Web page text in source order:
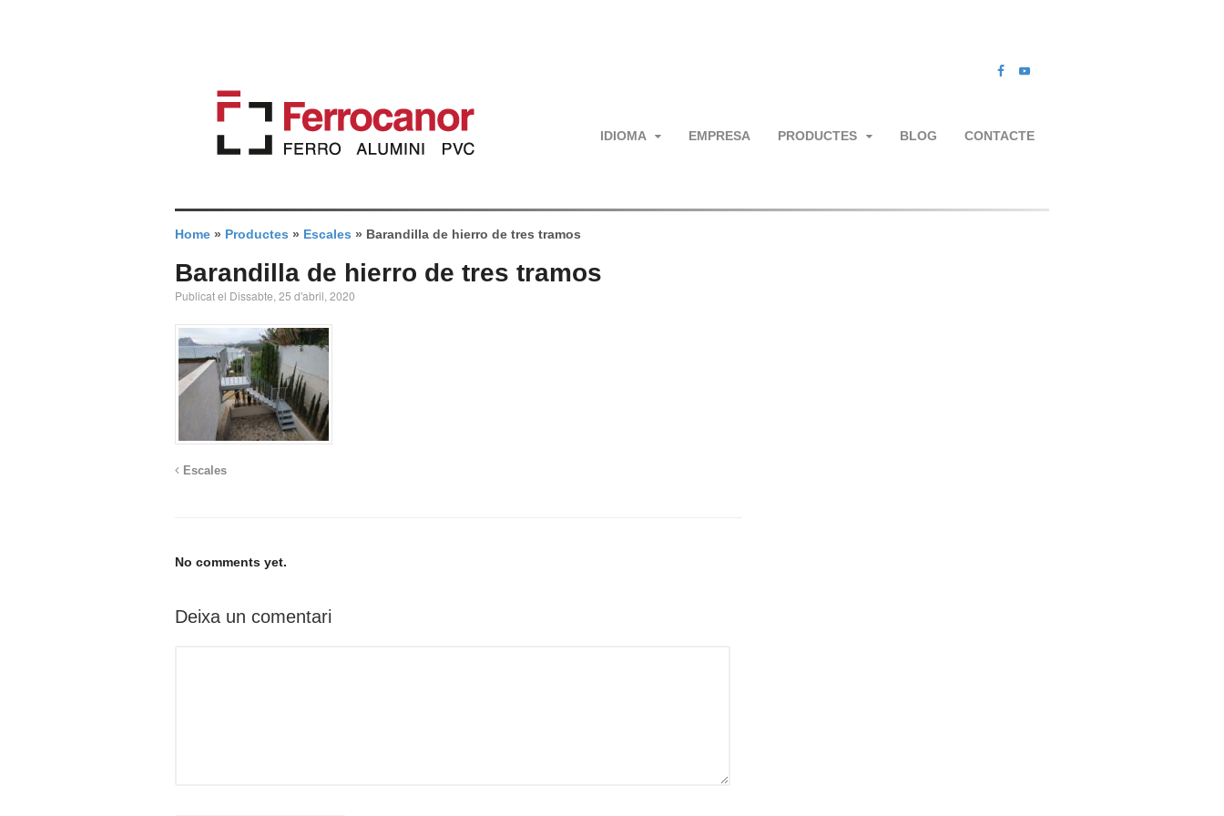
IDIOMA EMPRESA PRODUCTES BLOG CONTACTE
Home » Productes » Escales » Barandilla de hierro de tres tramos
Barandilla de hierro de tres tramos
Publicat el Dissabte, 25 d'abril, 2020
Escales
No comments yet.
Deixa un comentari